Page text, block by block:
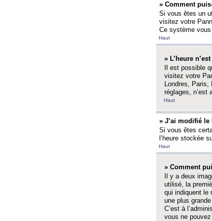
» Comment
Si vous êtes un
visitez votre
Ce système
Haut
» L’heure
Il est possible
visitez votre
Londres, Paris,
réglages, n’est
Haut
» J’ai modifié le
Si vous êtes
l’heure stockée
Haut
» Comment
Il y a deux
utilisé, la
qui indiquent le
une plus
C’est à
vous ne